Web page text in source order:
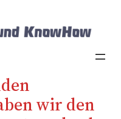
wir den